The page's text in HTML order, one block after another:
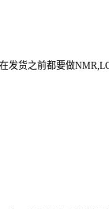
发货之前都要做